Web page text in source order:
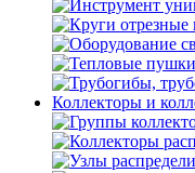
Коллекторы и